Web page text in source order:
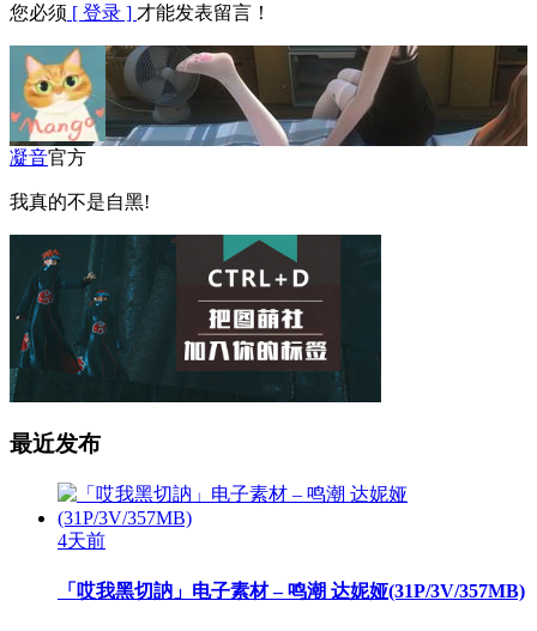
您必须 [ 登录 ] 才能发表留言！
凝音官方
我真的不是自黑!
最近发布
4天前
「哎我黑切訥」电子素材 – 鸣潮 达妮娅(31P/3V/357MB)